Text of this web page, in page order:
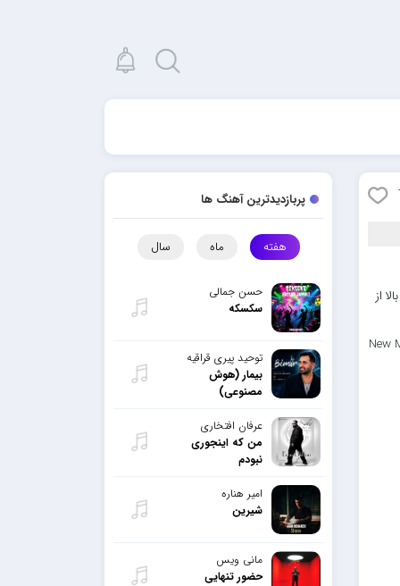
از
New
پربازدیدترین آهنگ ها
هفته ماه سال
حسن جمالی
سکسکه
توحید پیری قراقیه
بیمار (هوش
مصنوعی)
عرفان افتخاری
من که اینجوری
نبودم
امیر هناره
شیرین
مانی ویس
حضور تنهایی